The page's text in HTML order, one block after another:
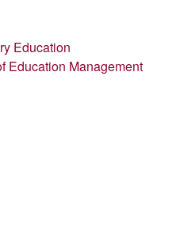
Education
Education Management